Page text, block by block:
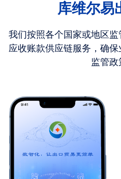
库维尔易
我们按照各个国家或地区
应收账款供应链服务，确
监管政